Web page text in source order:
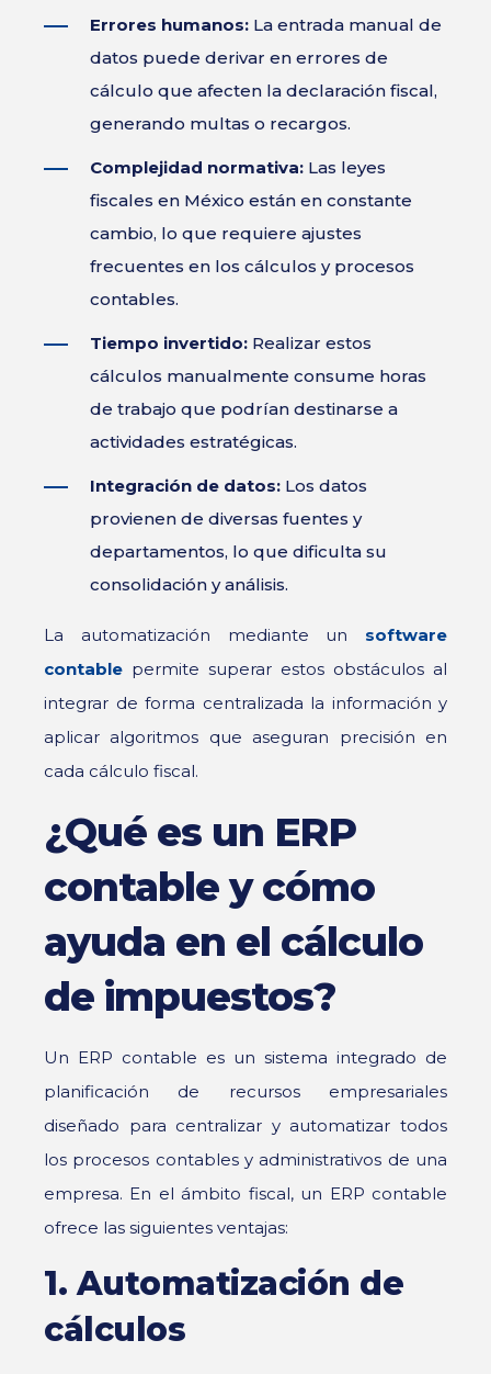
Errores humanos: La entrada manual de
datos puede derivar en errores de
cálculo que afecten la declaración fiscal,
generando multas o recargos.
Complejidad normativa: Las leyes
fiscales en México están en constante
cambio, lo que requiere ajustes
frecuentes en los cálculos y procesos
contables.
Tiempo invertido: Realizar estos
cálculos manualmente consume horas
de trabajo que podrían destinarse a
actividades estratégicas.
Integración de datos: Los datos
provienen de diversas fuentes y
departamentos, lo que dificulta su
consolidación y análisis.
La automatización mediante un software
contable permite superar estos obstáculos al
integrar de forma centralizada la información y
aplicar algoritmos que aseguran precisión en
cada cálculo fiscal.
¿Qué es un ERP
contable y cómo
ayuda en el cálculo
de impuestos?
Un ERP contable es un sistema integrado de
planificación de recursos empresariales
diseñado para centralizar y automatizar todos
los procesos contables y administrativos de una
empresa. En el ámbito fiscal, un ERP contable
ofrece las siguientes ventajas:
1. Automatización de
cálculos